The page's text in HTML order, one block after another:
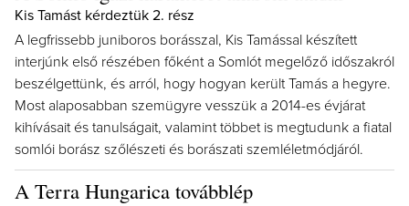
Kis Tamást kérdeztük 2. rész
A legfrissebb juniboros borásszal, Kis Tamással készített
interjúnk első részében főként a Somlót megelőző időszakról
beszélgettünk, és arról, hogy hogyan került Tamás a hegyre.
Most alaposabban szemügyre vesszük a 2014-es évjárat
kihívásait és tanulságait, valamint többet is megtudunk a fiatal
somlói borász szőlészeti és borászati szemléletmódjáról.
A Terra Hungarica továbblép